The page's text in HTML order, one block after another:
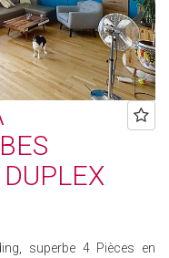
superbe 4 Pièces en